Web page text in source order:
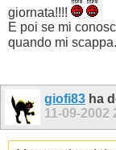
giornata!!!!
E poi se mi
quando mi
giofi83 ha
11-09-2002